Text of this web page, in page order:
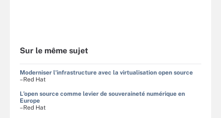
Sur le même sujet
Moderniser l'infrastructure avec la virtualisation open source
–Red Hat
L'open source comme levier de souveraineté numérique en
Europe
–Red Hat